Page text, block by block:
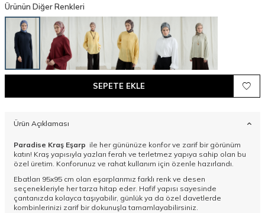
Ürünün Diğer Renkleri
SEPETE EKLE
Ürün Açıklaması
Paradise Kraş Eşarp ile her gününüze konfor ve zarif bir görünüm
katın! Kraş yapısıyla yazları ferah ve terletmez yapıya sahip olan bu
özel üretim. Konforunuz ve rahat kullanım için özenle hazırlandı.
Ebatları 95x95 cm olan eşarplarımız farklı renk ve desen
seçenekleriyle her tarza hitap eder. Hafif yapısı sayesinde
çantanızda kolayca taşıyabilir, günlük ya da özel davetlerde
kombinlerinizi zarif bir dokunuşla tamamlayabilirsiniz.